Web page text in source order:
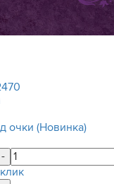
очки (Новинка)
-